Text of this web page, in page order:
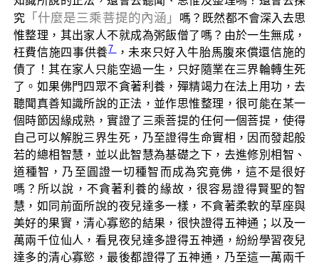
究「什麼是三乘菩提的內涵」
嗎？既然都不會深入去思
惟整理，其出家人不就成為粥飯僧了嗎？由於一生無成，
枉費信施四事供養7 ，未來只好入牛胎馬腹來償還信施的
債了！其在家人只能空過一生，只好隨業在三界輪轉生死
了。如果佛門四眾不貪著利養，殫精竭力在法上用功，去
聽聞真善知識所說的正法，並作思惟整理，很可能在某一
個時節因緣成熟，實證了三乘菩提的任何一個菩提，使得
自己可以解脫三界生死，乃至證得生命實相，因而發起般
若的總相智慧，並以此智慧為基礎之下，去進修別相智、
道種智，乃至圓證一切種智而成為究竟佛，這不是很好
嗎？所以說，不貪著利養的緣故，很容易證得賢聖的智
慧，如同前面所說的夜兒達多一樣，不貪著柔軟的草座與
美好的果實，清心寡慾的結果，很快證得五神通；以及一
萬兩千位仙人，看見夜兒達多證得五神通，紛紛學習夜兒
達多的清心寡慾，最後都證得了五神通，乃至這一萬兩千